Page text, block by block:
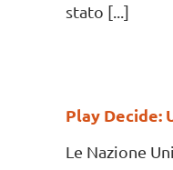
stato [...]
Play Decide:
Le Nazione